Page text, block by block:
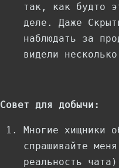
так, как будто
деле. Даже
наблюдать за
видели
Совет для добычи:
Многие хищники
спрашивайте
реальность